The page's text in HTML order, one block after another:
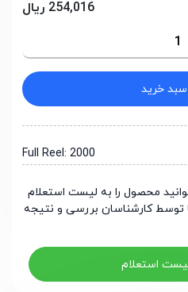
254,016 ریال
سبد خرید
Full Reel: 2000
محصول را به لیست استعلام
توسط کارشناسان بررسی و نتیجه
استعلام